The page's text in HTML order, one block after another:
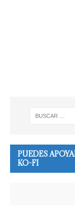
PUEDES
KO-FI